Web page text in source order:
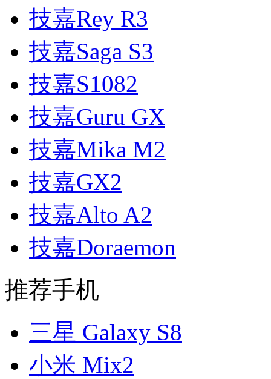
技嘉Rey R3
技嘉Saga S3
技嘉S1082
技嘉Guru GX
技嘉Mika M2
技嘉GX2
技嘉Alto A2
技嘉Doraemon
推荐手机
三星 Galaxy S8
小米 Mix2